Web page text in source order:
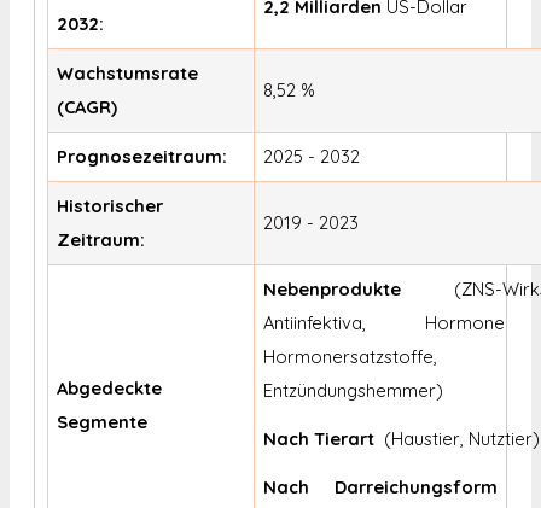
2032:
2,2 Milliarden US-Dollar
Wachstumsrate
(CAGR)
8,52 %
Prognosezeitraum: 2025 - 2032
Historischer
Zeitraum:
2019 - 2023
Abgedeckte
Segmente
Nebenprodukte
(ZNS-
Antiinfektiva,
Hormonersatzstoffe,
Entzündungshemmer)
Nach Tierart (Haustier, Nutztier)
Nach Darreichungsform